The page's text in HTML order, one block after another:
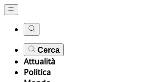
Cerca
Attualità
Politica